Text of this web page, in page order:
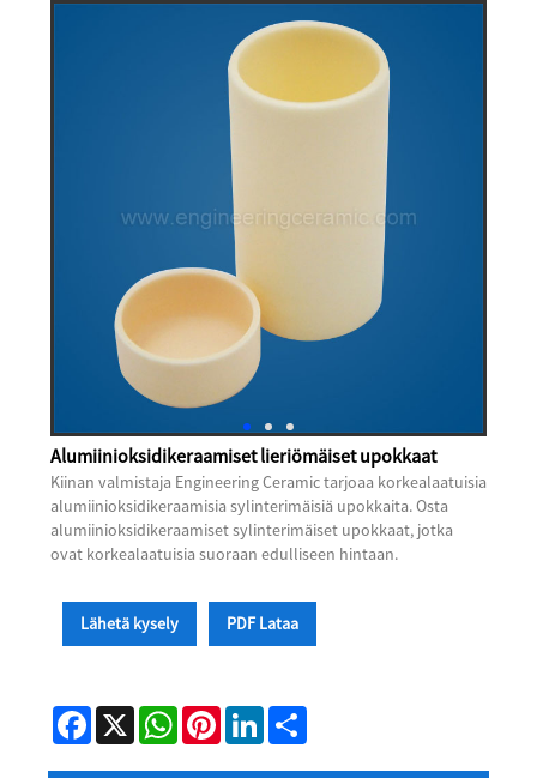
Alumiinioksidikeraamiset lieriömäiset upokkaat
Kiinan valmistaja Engineering Ceramic tarjoaa korkealaatuisia
alumiinioksidikeraamisia sylinterimäisiä upokkaita. Osta
alumiinioksidikeraamiset sylinterimäiset upokkaat, jotka
ovat korkealaatuisia suoraan edulliseen hintaan.
Lähetä kysely PDF Lataa
Facebook
X WhatsAppPinterestLinkedIn